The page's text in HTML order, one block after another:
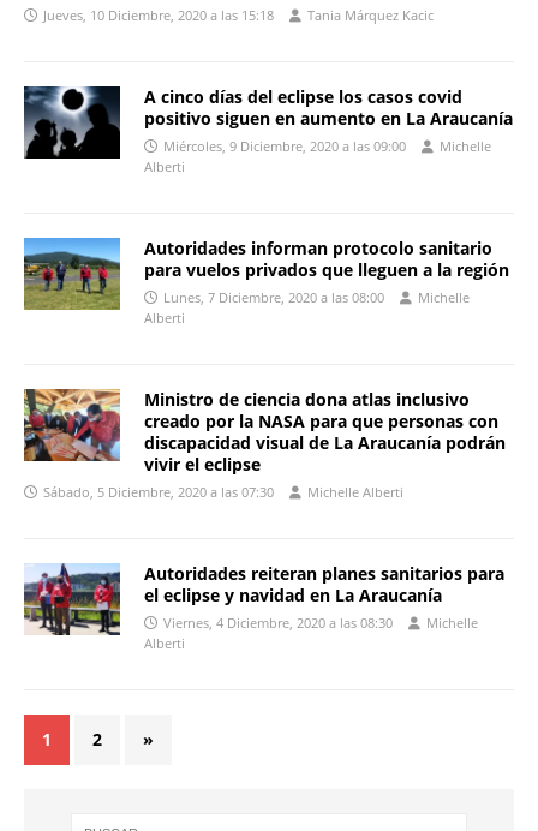
Jueves, 10 Diciembre, 2020 a las 15:18 Tania Márquez Kacic
A cinco días del eclipse los casos covid
positivo siguen en aumento en La Araucanía
Miércoles, 9 Diciembre, 2020 a las 09:00
Michelle
Alberti
Autoridades informan protocolo sanitario
para vuelos privados que lleguen a la región
Lunes, 7 Diciembre, 2020 a las 08:00
Michelle
Alberti
Ministro de ciencia dona atlas inclusivo
creado por la NASA para que personas con
discapacidad visual de La Araucanía podrán
vivir el eclipse
Sábado, 5 Diciembre, 2020 a las 07:30 Michelle Alberti
Autoridades reiteran planes sanitarios para
el eclipse y navidad en La Araucanía
Viernes, 4 Diciembre, 2020 a las 08:30
Michelle
Alberti
1 2 »